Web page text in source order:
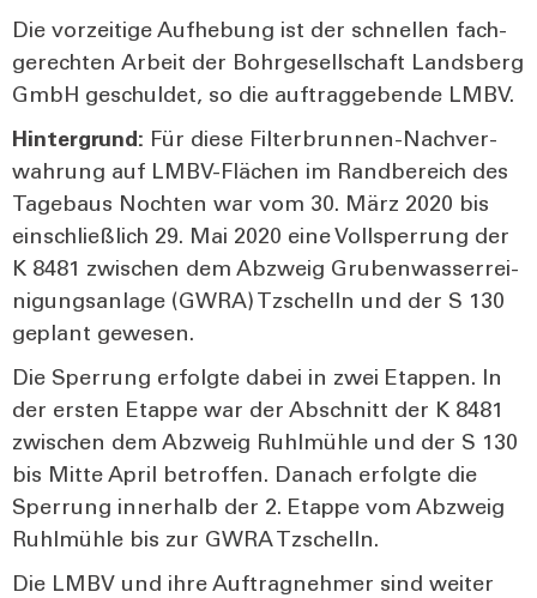
Die vor­zei­ti­ge Auf­he­bung ist der schnel­len fach­
ge­rech­ten Arbeit der Bohr­ge­sell­schaft Lands­berg
GmbH geschul­det, so die auf­trag­ge­ben­de LMBV.
Hin­ter­grund: Für die­se Fil­ter­brun­nen-Nach­ver­
wah­rung auf LMBV-Flä­chen im Rand­be­reich des
Tage­baus Noch­ten war vom 30. März 2020 bis
ein­schließ­lich 29. Mai 2020 eine Voll­sper­rung der
K 8481 zwi­schen dem Abzweig Gru­ben­was­ser­rei­
ni­gungs­an­la­ge (GWRA) Tzschelln und der S 130
geplant gewe­sen.
Die Sper­rung erfolg­te dabei in zwei Etap­pen. In
der ers­ten Etap­pe war der Abschnitt der K 8481
zwi­schen dem Abzweig Ruhl­müh­le und der S 130
bis Mit­te April betrof­fen. Danach erfolg­te die
Sper­rung inner­halb der 2. Etap­pe vom Abzweig
Ruhl­müh­le bis zur GWRA Tzschelln.
Die LMBV und ihre Auf­trag­neh­mer sind wei­ter